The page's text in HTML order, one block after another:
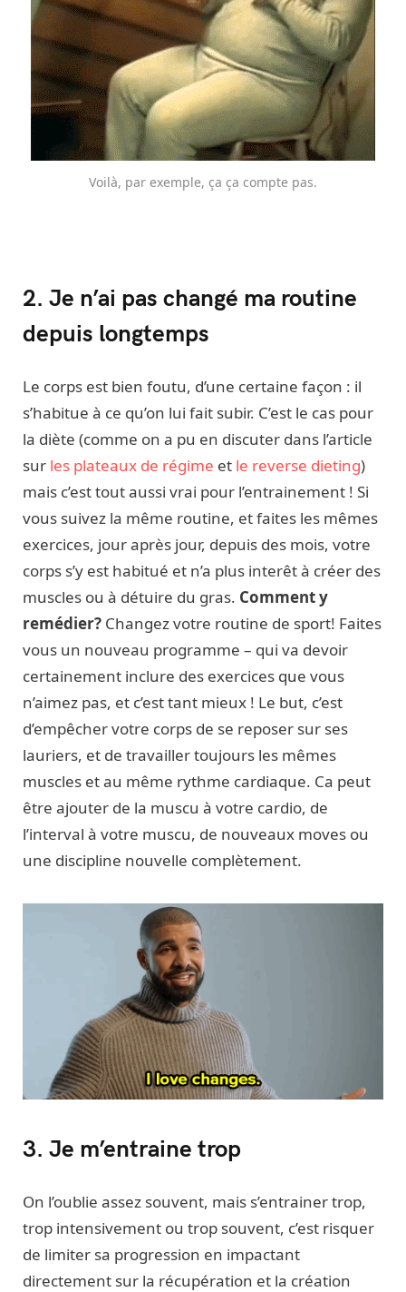
Voilà, par exemple, ça ça compte pas.
2. Je n’ai pas changé ma routine
depuis longtemps
Le corps est bien foutu, d’une certaine façon : il
s’habitue à ce qu’on lui fait subir. C’est le cas pour
la diète (comme on a pu en discuter dans l’article
sur les plateaux de régime et le reverse dieting)
mais c’est tout aussi vrai pour l’entrainement ! Si
vous suivez la même routine, et faites les mêmes
exercices, jour après jour, depuis des mois, votre
corps s’y est habitué et n’a plus interêt à créer des
muscles ou à détuire du gras. Comment y
remédier? Changez votre routine de sport! Faites
vous un nouveau programme – qui va devoir
certainement inclure des exercices que vous
n’aimez pas, et c’est tant mieux ! Le but, c’est
d’empêcher votre corps de se reposer sur ses
lauriers, et de travailler toujours les mêmes
muscles et au même rythme cardiaque. Ca peut
être ajouter de la muscu à votre cardio, de
l’interval à votre muscu, de nouveaux moves ou
une discipline nouvelle complètement.
3. Je m’entraine trop
On l’oublie assez souvent, mais s’entrainer trop,
trop intensivement ou trop souvent, c’est risquer
de limiter sa progression en impactant
directement sur la récupération et la création